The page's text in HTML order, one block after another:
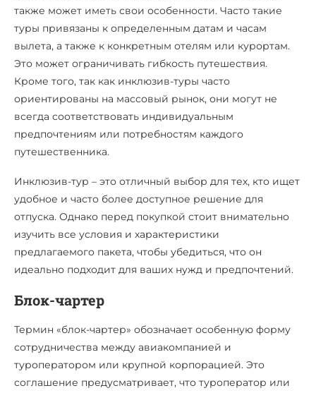
также может иметь свои особенности. Часто такие
туры привязаны к определенным датам и часам
вылета, а также к конкретным отелям или курортам.
Это может ограничивать гибкость путешествия.
Кроме того, так как инклюзив-туры часто
ориентированы на массовый рынок, они могут не
всегда соответствовать индивидуальным
предпочтениям или потребностям каждого
путешественника.
Инклюзив-тур – это отличный выбор для тех, кто ищет
удобное и часто более доступное решение для
отпуска. Однако перед покупкой стоит внимательно
изучить все условия и характеристики
предлагаемого пакета, чтобы убедиться, что он
идеально подходит для ваших нужд и предпочтений.
Блок-чартер
Термин «блок-чартер» обозначает особенную форму
сотрудничества между авиакомпанией и
туроператором или крупной корпорацией. Это
соглашение предусматривает, что туроператор или